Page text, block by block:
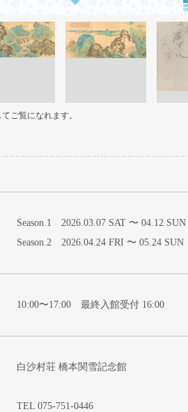
ご覧になれます。
Season.1 2026.03.07 SAT 〜 04.12 SUN
Season.2 2026.04.24 FRI 〜 05.24 SUN
10:00〜17:00 最終入館受付 16:00
白沙村荘 橋本関雪記念館
TEL 075-751-0446